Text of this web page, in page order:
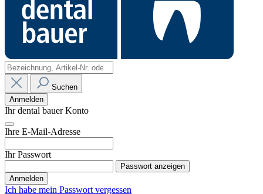
Suchen
Anmelden
Ihr dental bauer Konto
Ihre E-Mail-Adresse
Ihr Passwort
Passwort anzeigen
Anmelden
Ich habe mein Passwort vergessen